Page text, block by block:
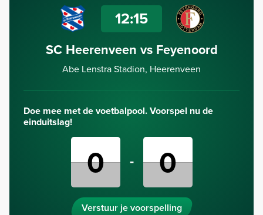
12:15
SC Heerenveen vs Feyenoord
Abe Lenstra Stadion, Heerenveen
Doe mee met de voetbalpool. Voorspel nu de
einduitslag!
-
Verstuur je voorspelling